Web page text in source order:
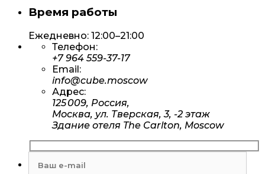
Время работы
Ежедневно: 12:00–21:00
Телефон:
+7 964 559-37-17
Email:
info@cube.moscow
Адрес:
125 009, Россия,
Москва, ул. Тверская, 3, -2 этаж
Здание отеля The Carlton, Moscow